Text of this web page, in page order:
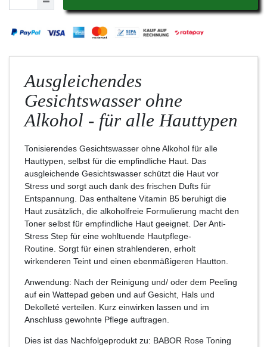
Ausgleichendes
Gesichtswasser ohne
Alkohol - für alle Hauttypen
Tonisierendes Gesichtswasser ohne Alkohol für alle
Hauttypen, selbst für die empfindliche Haut. Das
ausgleichende Gesichtswasser schützt die Haut vor
Stress und sorgt auch dank des frischen Dufts für
Entspannung. Das enthaltene Vitamin B5 beruhigt die
Haut zusätzlich, die alkoholfreie Formulierung macht den
Toner selbst für empfindliche Haut geeignet. Der Anti-
Stress Step für eine wohltuende Hautpflege-
Routine. Sorgt für einen strahlenderen, erholt
wirkenderen Teint und einen ebenmäßigeren Hautton.
Anwendung: Nach der Reinigung und/ oder dem Peeling
auf ein Wattepad geben und auf Gesicht, Hals und
Dekolleté verteilen. Kurz einwirken lassen und im
Anschluss gewohnte Pflege auftragen.
Dies ist das Nachfolgeprodukt zu: BABOR Rose Toning